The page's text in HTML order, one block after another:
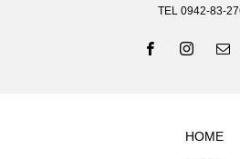
TEL 0942-83-
HOME